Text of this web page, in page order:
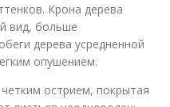
Крона дерева
вид, больше
дерева усредненной
опушением.
острием, покрытая